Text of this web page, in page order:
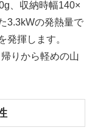
、収納時幅140×
3.3kWの発熱量で
発揮します。
りから軽めの山